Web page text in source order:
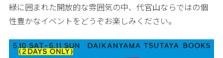
緑に囲まれた開放的な雰囲気の中、代官山ならではの個
性豊かなイベントをどうぞお楽しみください。